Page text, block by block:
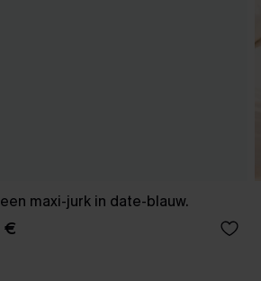
maxi-jurk in date-blauw.
€